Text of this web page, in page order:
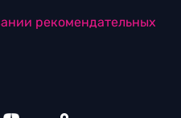
рекомендательных